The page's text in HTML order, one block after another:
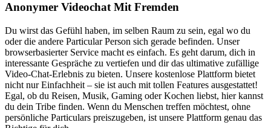
Anonymer Videochat Mit Fremden
Du wirst das Gefühl haben, im selben Raum zu sein, egal wo du
oder die andere Particular Person sich gerade befinden. Unser
browserbasierter Service macht es einfach. Es geht darum, dich in
interessante Gespräche zu vertiefen und dir das ultimative zufällige
Video-Chat-Erlebnis zu bieten. Unsere kostenlose Plattform bietet
nicht nur Einfachheit – sie ist auch mit tollen Features ausgestattet!
Egal, ob du Reisen, Musik, Gaming oder Kochen liebst, hier kannst
du dein Tribe finden. Wenn du Menschen treffen möchtest, ohne
persönliche Particulars preiszugeben, ist unsere Plattform genau das